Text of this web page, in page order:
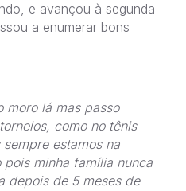
e avançou à segunda
a enumerar bons
moro lá mas passo
como no tênis
estamos na
pois minha família nunca
depois de 5 meses de